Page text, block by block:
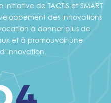
de TACTIS et SMART
des innovations
à donner plus de
et à promouvoir une